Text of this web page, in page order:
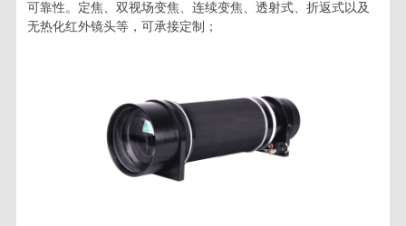
可靠性。定焦、双视场变焦、连续变焦、透射式、折返式以及
无热化红外镜头等，可承接定制；